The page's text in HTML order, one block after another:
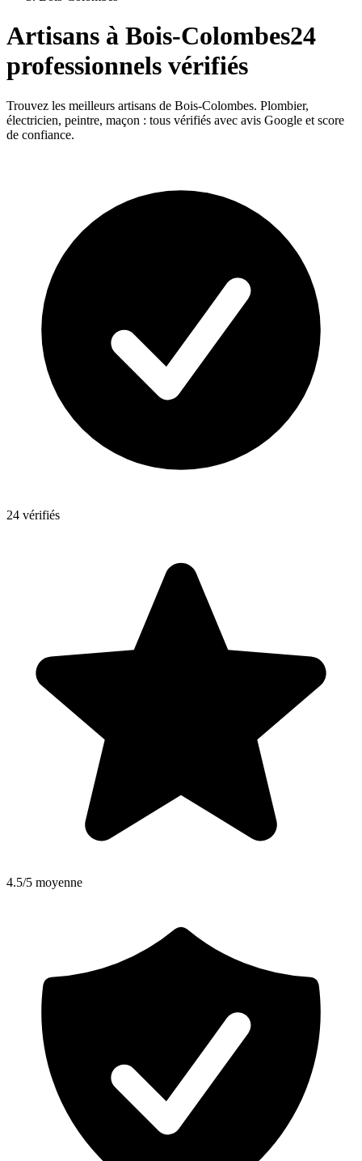
Artisans à Bois-Colombes24
professionnels vérifiés
Trouvez les meilleurs artisans de Bois-Colombes. Plombier,
électricien, peintre, maçon : tous vérifiés avec avis Google et score
de confiance.
24 vérifiés
4.5/5 moyenne